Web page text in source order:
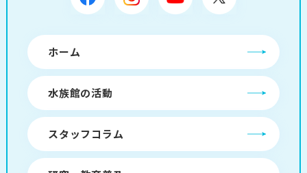
ホーム
水族館の活動
スタッフコラム